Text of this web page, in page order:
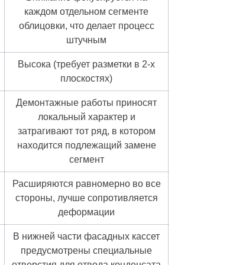
каждом отдельном сегменте
облицовки, что делает процесс
штучным
Высока (требует разметки в 2-х
плоскостях)
Демонтажные работы приносят
локальный характер и
затрагивают тот ряд, в котором
находится подлежащий замене
сегмент
Расширяются равномерно во все
стороны, лучше сопротивляется
деформации
В нижней части фасадных кассет
предусмотрены специальные